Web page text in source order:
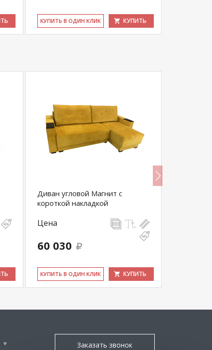
КУ­ПИТЬ В ОДИН КЛИК КУПИТЬ
Диван угловой Магнит с
короткой накладкой
Цена
60 030
КУ­ПИТЬ В ОДИН КЛИК КУПИТЬ
Заказать звонок